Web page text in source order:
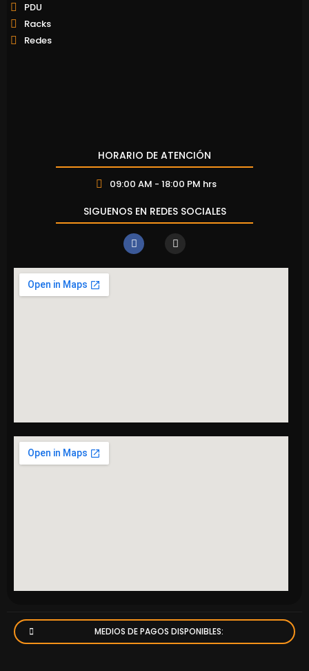
PDU
Racks
Redes
HORARIO DE ATENCIÓN
09:00 AM - 18:00 PM hrs
SIGUENOS EN REDES SOCIALES
MEDIOS DE PAGOS DISPONIBLES: